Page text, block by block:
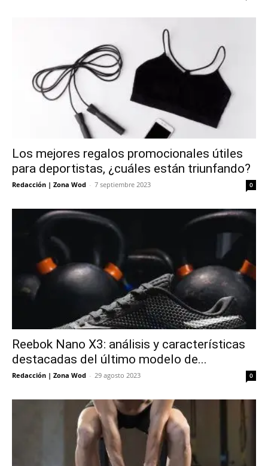
Los mejores regalos promocionales útiles
para deportistas, ¿cuáles están triunfando?
Redacción | Zona Wod - 7 septiembre 2023 0
Reebok Nano X3: análisis y características
destacadas del último modelo de...
Redacción | Zona Wod - 29 agosto 2023 0